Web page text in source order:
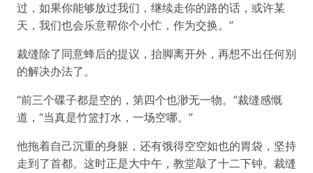
过，如果你能够放过我们，继续走你的路的话，或许某
天，我们也会乐意帮你个小忙，作为交换。”
裁缝除了同意蜂后的提议，抬脚离开外，再想不出任何别
的解决办法了。
“前三个碟子都是空的，第四个也渺无一物。”裁缝感慨
道，“当真是竹篮打水，一场空哪。”
他拖着自己沉重的身躯，还有饿得空空如也的胃袋，坚持
走到了首都。这时正是大中午，教堂敲了十二下钟。裁缝